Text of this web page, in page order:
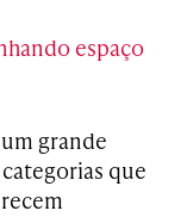
espaço
grande
que